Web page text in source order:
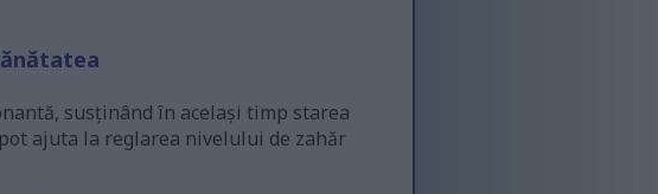
susținând în același timp starea
ajuta la reglarea nivelului de zahăr